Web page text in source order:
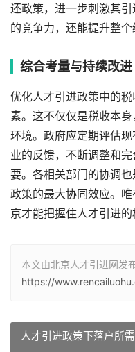
还政策，进一步刺激其
的竞争力，还能提升整个
综合考量与持续改进
优化人才引进政策中的
素。这不仅仅是税收本
环境。政府应定期评估
业的反馈，不断调整和
要。各相关部门的协调
政策的最大协同效应。
京才能把握住人才引进的
本文由北京人才引进网发
https://
人才引进政策下落户所